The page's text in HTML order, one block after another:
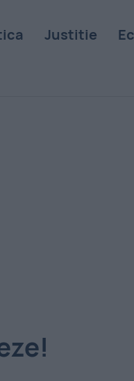
Justitie